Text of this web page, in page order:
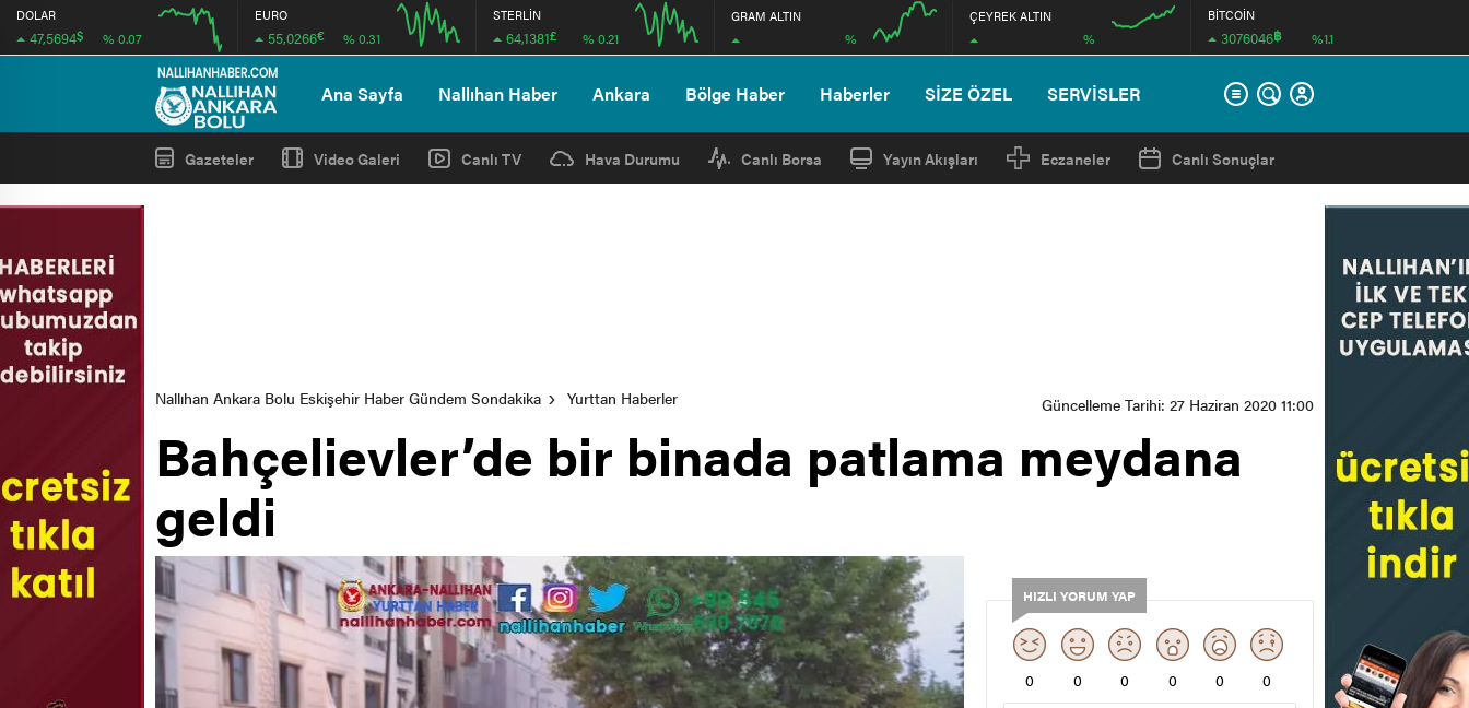
DOLAR
47,5694$ % 0.07
12:00 16:00
EURO
55,0266€ % 0.31
STERLİN
64,1381£ % 0.21
GRAM ALTIN
%
ÇEYREK ALTIN
%
BİTCOİN
3076046฿ %1.1
Ana Sayfa Nallıhan Haber Ankara Bölge Haber Haberler SİZE ÖZEL SERVİSLER
Gazeteler Video Galeri Canlı TV Hava Durumu Canlı Borsa Yayın Akışları Eczaneler Canlı Sonuçlar
Nallıhan Ankara Bolu Eskişehir Haber Gündem Sondakika Yurttan Haberler Güncelleme Tarihi: 27 Haziran 2020 11:00
Bahçelievler’de bir binada patlama meydana
geldi
HIZLI YORUM YAP
0 0 0 0 0 0